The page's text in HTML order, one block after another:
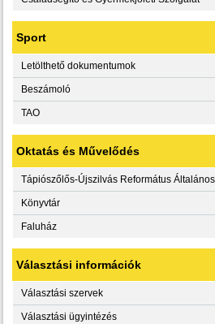
Sport
Letölthető dokumentumok
Beszámoló
TAO
Oktatás és Művelődés
Tápiószőlős-Újszilvás Református
Könyvtár
Faluház
Választási információk
Választási szervek
Választási ügyintézés